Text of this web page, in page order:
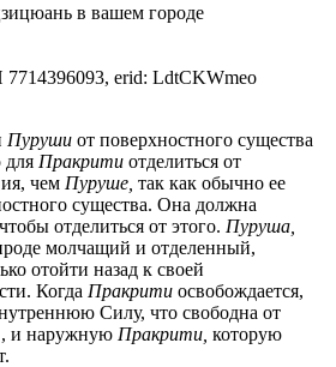
в вашем городе
erid: LdtCKWmeo
Пуруши от поверхностного существа
для Пракрити отделиться от
чем Пуруше, так как обычно ее
существа. Она должна
отделиться от этого. Пуруша,
молчащий и отделенный,
отойти назад к своей
Когда Пракрити освобождается,
Силу, что свободна от
и наружную Пракрити, которую